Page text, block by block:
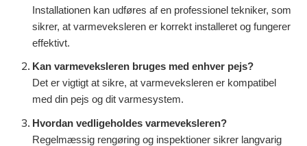
Installationen kan udføres af en professionel tekniker, som
sikrer, at varmeveksleren er korrekt installeret og fungerer
effektivt.
Kan varmeveksleren bruges med enhver pejs?
Det er vigtigt at sikre, at varmeveksleren er kompatibel
med din pejs og dit varmesystem.
Hvordan vedligeholdes varmeveksleren?
Regelmæssig rengøring og inspektioner sikrer langvarig